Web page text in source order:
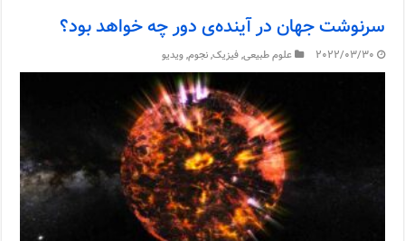
سرنوشت جهان در آینده‌ی دور چه خواهد بود؟
2022/03/30 علوم طبیعی,فیزیک,نجوم,ویدیو